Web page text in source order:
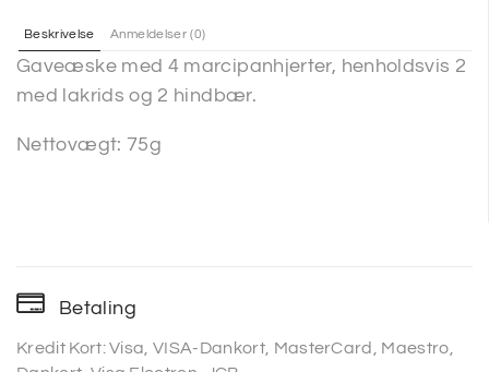
Beskrivelse Anmeldelser (0)
Gaveæske med 4 marcipanhjerter, henholdsvis 2
med lakrids og 2 hindbær.
Nettovægt: 75g
Betaling
Kredit Kort: Visa, VISA-Dankort, MasterCard, Maestro,